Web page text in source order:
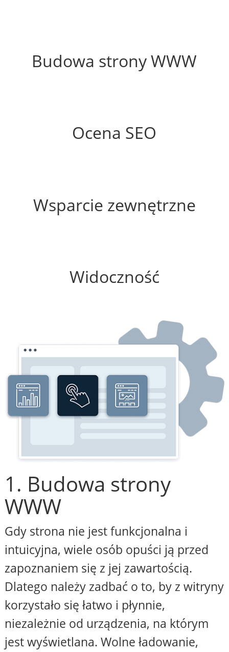
Budowa strony WWW
Ocena SEO
Wsparcie zewnętrzne
Widoczność
1. Budowa strony
WWW
Gdy strona nie jest funkcjonalna i
intuicyjna, wiele osób opuści ją przed
zapoznaniem się z jej zawartością.
Dlatego należy zadbać o to, by z witryny
korzystało się łatwo i płynnie,
niezależnie od urządzenia, na którym
jest wyświetlana. Wolne ładowanie,